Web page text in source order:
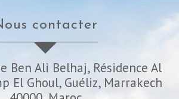
nous contacter
Ben Ali Belhaj, Résidence Al
El Ghoul, Guéliz, Marrakech